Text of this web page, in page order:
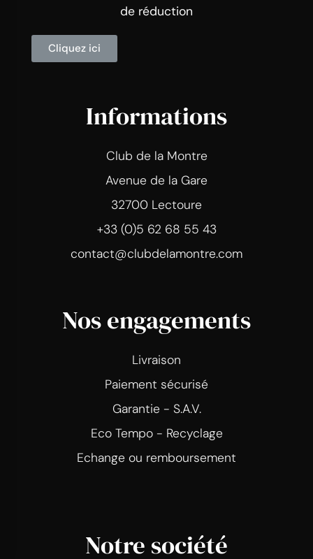
de réduction
Cliquez ici
Informations
Club de la Montre
Avenue de la Gare
32700 Lectoure
+33 (0)5 62 68 55 43
contact@clubdelamontre.com
Nos engagements
Livraison
Paiement sécurisé
Garantie - S.A.V.
Eco Tempo - Recyclage
Echange ou remboursement
Notre société